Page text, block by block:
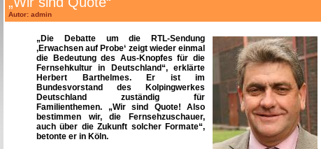
Autor: admin
„Die Debatte um die RTL-Sendung
‚Erwachsen auf Probe‘ zeigt wieder einmal
die Bedeutung des Aus-Knopfes für die
Fernsehkultur in Deutschland“, erklärte
Herbert Barthelmes. Er ist im
Bundesvorstand des Kolpingwerkes
Deutschland zuständig für
Familienthemen. „Wir sind Quote! Also
bestimmen wir, die Fernsehzuschauer,
auch über die Zukunft solcher Formate“,
betonte er in Köln.